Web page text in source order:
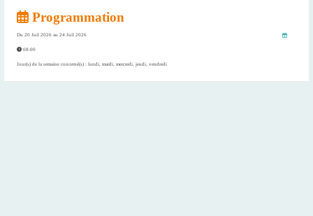
Programmation
Du 20 Juil 2026 au 24 Juil 2026
08:00
Jour(s) de la semaine concerné(s) : lundi, mardi, mercredi, jeudi, vendredi